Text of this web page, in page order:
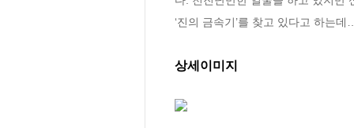
‘진의 금속기’를 찾고 있다고 하는데
상세이미지